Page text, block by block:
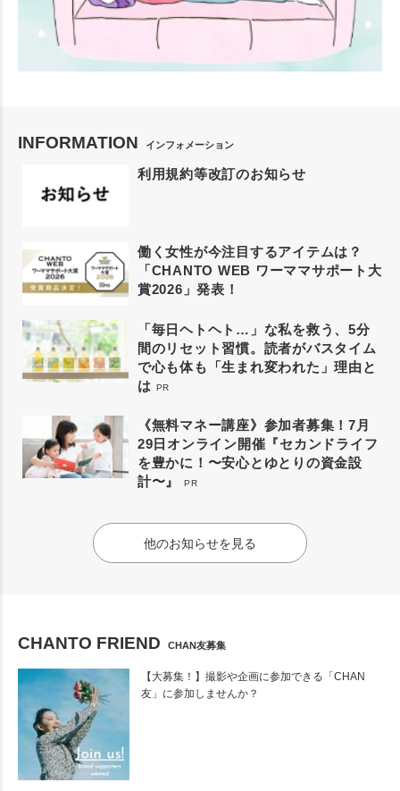
INFORMATION インフォメーション
利用規約等改訂のお知らせ
働く女性が今注目するアイテムは？
「CHANTO WEB ワーママサポート大
賞2026」発表！
「毎日ヘトヘト…」な私を救う、5分
間のリセット習慣。読者がバスタイム
で心も体も「生まれ変われた」理由と
は PR
《無料マネー講座》参加者募集！7月
29日オンライン開催『セカンドライフ
を豊かに！〜安心とゆとりの資金設
計〜』
PR
他のお知らせを見る
CHANTO FRIEND CHAN友募集
【大募集！】撮影や企画に参加できる「CHAN
友」に参加しませんか？